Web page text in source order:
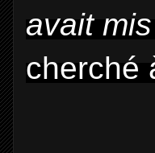
avait
cherché